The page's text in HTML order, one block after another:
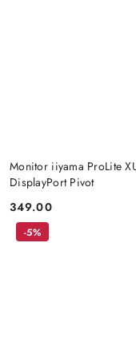
Monitor iiyama ProLite
DisplayPort Pivot
Price:
349.00
-5%